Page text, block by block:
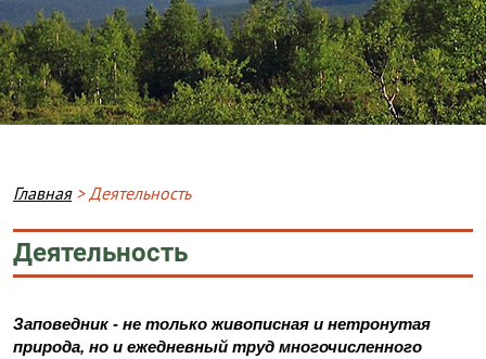
Строка навигации
Главная Деятельность
Деятельность
Заповедник - не только живописная и нетронутая
природа, но и ежедневный труд многочисленного